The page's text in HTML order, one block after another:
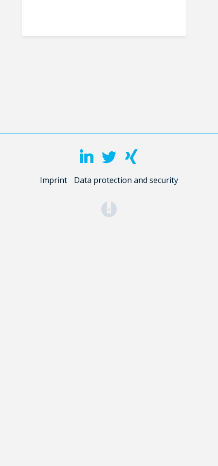
Imprint Data protection and security